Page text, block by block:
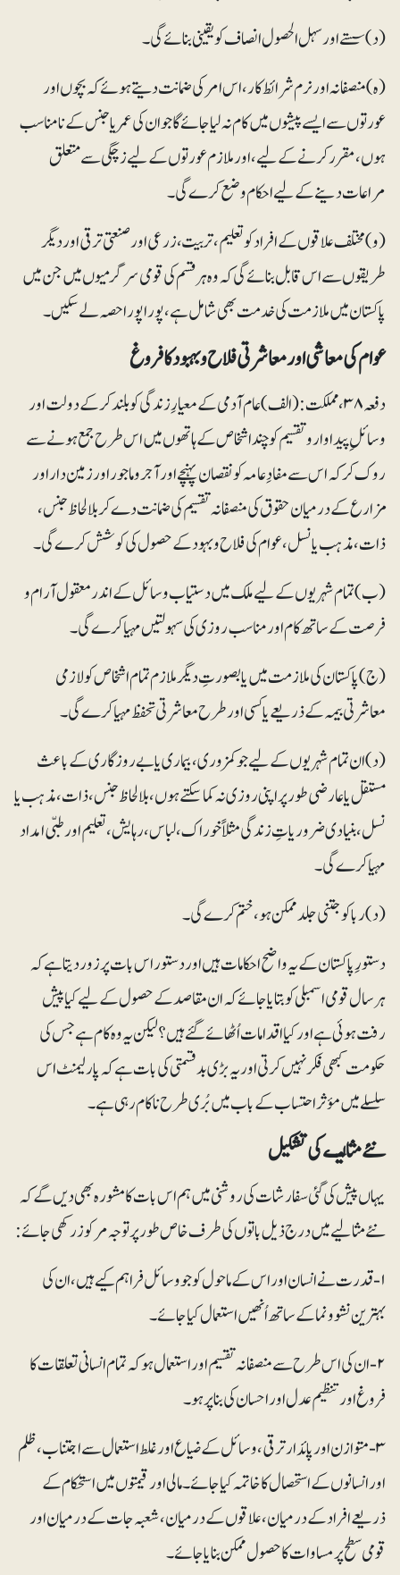
(د) سستے اور سہل الحصول انصاف کو یقینی بنائے گی۔
(ہ)منصفانہ اور نرم شرائط کار، اس امر کی ضمانت دیتے ہوئے کہ بچوں اور
عورتوں سے ایسے پیشوں میں کام نہ لیا جائے گا جو ان کی عمر یا جنس کے نامناسب
ہوں، مقرر کرنے کے لیے، اور ملازم عورتوں کے لیے زچگی سے متعلق
مراعات دینے کے لیے احکام وضع کرے گی۔
(و)مختلف علاقوں کے افراد کو تعلیم، تربیت، زرعی اور صنعتی ترقی اور دیگر
طریقوں سے اس قابل بنائے گی کہ وہ ہرقسم کی قومی سرگرمیوں میں جن میں
پاکستان میں ملازمت کی خدمت بھی شامل ہے، پورا پورا حصہ لے سکیں۔
عوام کی معاشی اور معاشرتی فلاح و بہبود کا فروغ
دفعہ ۳۸، مملکت: (الف) عام آدمی کے معیارِ زندگی کو بلند کرکے دولت اور
وسائلِ پیداوار و تقسیم کو چند اشخاص کے ہاتھوں میں اس طرح جمع ہونے سے
روک کر کہ اس سے مفادِ عامہ کو نقصان پہنچے اور آجرو ماجور اور زمین دار اور
مزارع کے درمیان حقوق کی منصفانہ تقسیم کی ضمانت دے کر بلالحاظ جنس،
ذات، مذہب یا نسل، عوام کی فلاح و بہود کے حصول کی کوشش کرے گی۔
(ب) تمام شہریوں کے لیے ملک میں دستیاب وسائل کے اندر معقول آرام و
فرصت کے ساتھ کام اور مناسب روزی کی سہولتیں مہیا کرے گی۔
(ج) پاکستان کی ملازمت میں یا بصورتِ دیگر ملازم تمام اشخاص کو لازمی
معاشرتی بیمہ کے ذریعے یا کسی اور طرح معاشرتی تحفظ مہیا کرے گی۔
(د) ان تمام شہریوں کے لیے جو کمزوری، بیماری یا بے روزگاری کے باعث
مستقل یا عارضی طور پر اپنی روزی نہ کما سکتے ہوں، بلالحاظ جنس، ذات، مذہب یا
نسل ، بنیادی ضروریاتِ زندگی مثلاً خوراک، لباس،رہایش، تعلیم اور طبّی امداد
مہیا کرے گی۔
(د) ربا کو جتنی جلد ممکن ہو، ختم کرے گی۔
دستورِ پاکستان کے یہ واضح احکامات ہیں اور دستور اس بات پر زور دیتا ہے کہ
ہرسال قومی اسمبلی کو بتایا جائے کہ ان مقاصد کے حصول کے لیے کیا پیش
رفت ہوئی ہے اور کیا اقدامات اُٹھائے گئے ہیں؟ لیکن یہ وہ کام ہے جس کی
حکومت کبھی فکر نہیں کرتی اور یہ بڑی بدقسمتی کی بات ہے کہ پارلیمنٹ اس
سلسلے میں مؤثر احتساب کے باب میں بُری طرح ناکام رہی ہے۔
نئے مثالیـے کی تشکیل
یہاں پیش کی گئی سفارشات کی روشنی میں ہم اس بات کا مشورہ بھی دیں گے کہ
نئے مثالیے میں درج ذیل باتوں کی طرف خاص طور پر توجہ مرکوز رکھی جائے:
۱- قدرت نے انسان اور اس کے ماحول کو جو وسائل فراہم کیے ہیں، ان کی
بہترین نشوونما کے ساتھ اُنھیں استعمال کیا جائے۔
۲- ان کی اس طرح سے منصفانہ تقسیم اور استعمال ہو کہ تمام انسانی تعلقات کا
فروغ اور تنظیم عدل اور احسان کی بنا پر ہو۔
۳- متوازن اور پائدار ترقی، وسائل کے ضیاع اور غلط استعمال سے اجتناب، ظلم
اور انسانوں کے استحصال کا خاتمہ کیا جائے۔ مالی اور قیمتوں میں استحکام کے
ذریعے افراد کے درمیان، علاقوں کے درمیان، شعبہ جات کےدرمیان اور
قومی سطح پر مساوات کا حصول ممکن بنایا جائے۔